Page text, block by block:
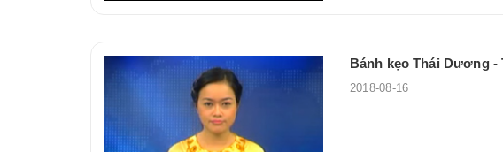
Bánh kẹo Thái Dương
2018-08-16